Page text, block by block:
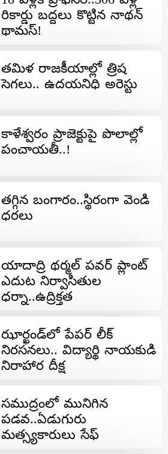
రికార్డు బద్దలు కొట్టిన నాథన్
థామస్!
తమిళ రాజకీయాల్లో త్రిష
సెగలు.. ఉదయనిధి అరెస్టు
కాళేశ్వరం ప్రాజెక్టుపై పొలాల్లో
పంచాయతీ..!
తగ్గిన బంగారం..స్థిరంగా వెండి
ధరలు
యాదాద్రి థర్మల్ పవర్ ప్లాంట్
ఎదుట నిర్వాసితుల
ధర్నా..ఉద్రిక్తత
ఝార్ఖండ్‌లో పేపర్ లీక్‌
నిరసనలు.. విద్యార్థి నాయకుడి
నిరాహార దీక్ష
సముద్రంలో మునిగిన
పడవ..ఏడుగురు
మత్స్యకారులు సేఫ్